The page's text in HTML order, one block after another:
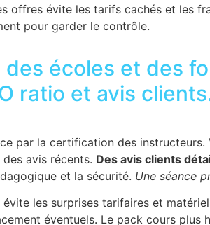
offres évite les tarifs cachés et les
pour garder le contrôle.
écoles et des
ratio et avis
par la certification des
avis récents. Des avis clients
et la sécurité. Une séance
les surprises tarifaires et
éventuels. Le pack cours plus